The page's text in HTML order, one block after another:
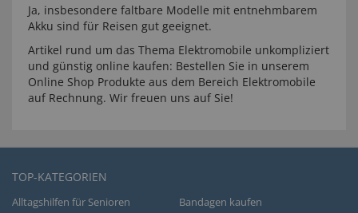
Ja, insbesondere faltbare Modelle mit entnehmbarem
Akku sind für Reisen gut geeignet.
Artikel rund um das Thema Elektromobile unkompliziert
und günstig online kaufen: Bestellen Sie in unserem
Online Shop Produkte aus dem Bereich Elektromobile
auf Rechnung. Wir freuen uns auf Sie!
TOP-KATEGORIEN
Alltagshilfen für Senioren
Bandagen kaufen